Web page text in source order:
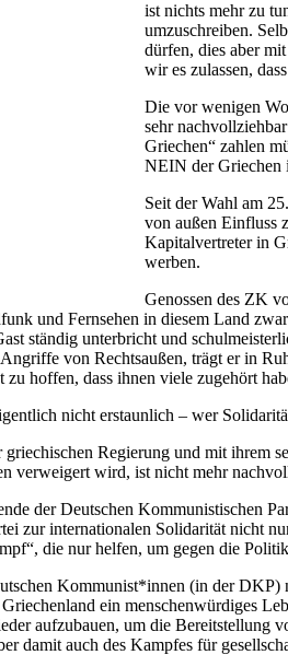
ist nichts mehr zu
umzuschreiben.
dürfen, dies aber
wir es zulassen,
Die vor wenigen
sehr
Griechen“ zahlen
NEIN der Griechen
Seit der Wahl am
von außen Einfluss
Kapitalvertreter in
werben.
Genossen des ZK
und Fernsehen in diesem Land
ständig unterbricht und
von Rechtsaußen, trägt er in
zu hoffen, dass ihnen viele zugehört
nicht erstaunlich – wer
Regierung und mit ihrem
verweigert wird, ist nicht mehr
der Deutschen Kommunistischen
zur internationalen Solidarität nicht
die nur helfen, um gegen die
Kommunist*innen (in der DKP)
ein menschenwürdiges
aufzubauen, um die Bereitstellung
damit auch des Kampfes für